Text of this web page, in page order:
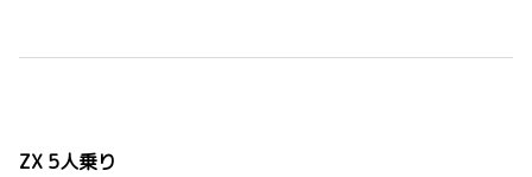
ZX 5人乗り